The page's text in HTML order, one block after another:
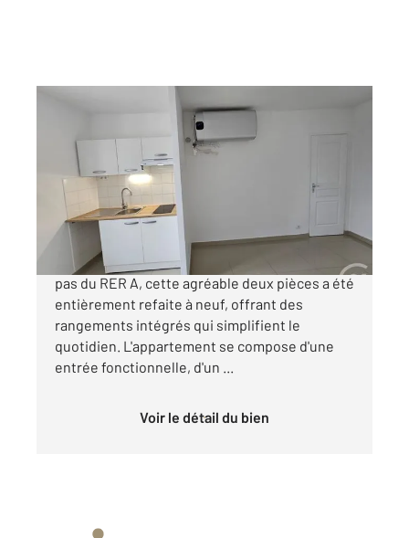
BOISSY ST LEGER 94
Ref : 44722
Appartement F2 à vendre
159 000 €
Nichée au cœur de BoissySaintLéger, et à deux
pas du RER A, cette agréable deux pièces a été
entièrement refaite à neuf, offrant des
rangements intégrés qui simplifient le
quotidien. L'appartement se compose d'une
entrée fonctionnelle, d'un ...
Voir le détail du bien